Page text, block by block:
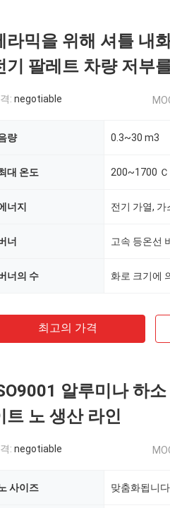
라믹을 위해 셔틀 내
기 팔레트 차량 저부
: negotiable
량 0.3~30 m3
대 온도 200~1700 Ｃ
너지 전기 가열, 가
너 고속 등온선
너의 수 화로 크기에
최고의 가격
알루미나 하
트 노 생산 라인
: negotiable
사이즈 맞춤화됩니다